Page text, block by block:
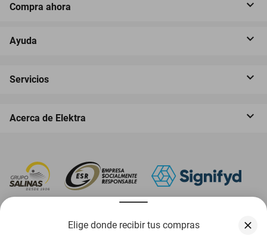
Elige donde recibir tus compras
Compra ahora
Ayuda
Servicios
Acerca de Elektra